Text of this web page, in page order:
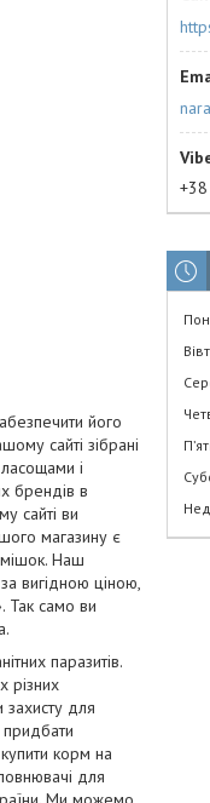
його
сайті зібрані
і
брендів в
сайті ви
магазину є
Наш
вигідною ціною,
Так само ви
паразитів.
різних
для
придбати
корм на
для